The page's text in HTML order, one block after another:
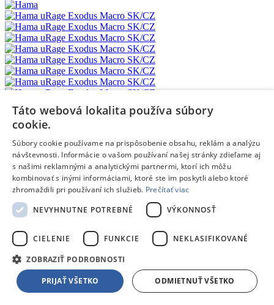
Pridať hodnotenie
Hodnotenie produktu:Hama uRage Exodus Macro SK/CZ
Tvoj email:*
Tvoje meno:
Email nebude zverejnenýOchrana osobných údajov
Polia označené hviezdičkou sú povinné
Hodnotenie:*
Odporúčal by si tento produkt svojim známym?*
Áno
Táto webová lokalita používa súbory
cookie.
Súbory cookie používame na prispôsobenie obsahu, reklám a analýzu
návštevnosti. Informácie o vašom používaní našej stránky zdieľame aj
s našimi reklamnými a analytickými partnermi, ktorí ich môžu
kombinovať s inými informáciami, ktoré ste im poskytli alebo ktoré
zhromaždili pri používaní ich služieb. Prečítať viac
NEVYHNUTNE POTREBNÉ
VÝKONNOSŤ
CIELENIE FUNKCIE NEKLASIFIKOVANÉ
ZOBRAZIŤ PODROBNOSTI
PRIJAŤ VŠETKO ODMIETNUŤ VŠETKO